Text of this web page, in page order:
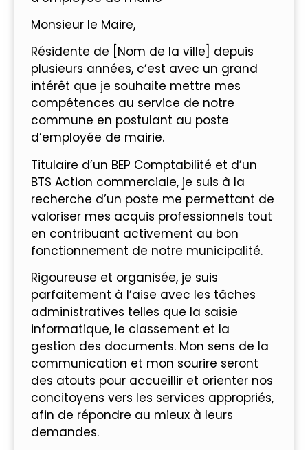
Monsieur le Maire,
Résidente de [Nom de la ville] depuis
plusieurs années, c’est avec un grand
intérêt que je souhaite mettre mes
compétences au service de notre
commune en postulant au poste
d’employée de mairie.
Titulaire d’un BEP Comptabilité et d’un
BTS Action commerciale, je suis à la
recherche d’un poste me permettant de
valoriser mes acquis professionnels tout
en contribuant activement au bon
fonctionnement de notre municipalité.
Rigoureuse et organisée, je suis
parfaitement à l’aise avec les tâches
administratives telles que la saisie
informatique, le classement et la
gestion des documents. Mon sens de la
communication et mon sourire seront
des atouts pour accueillir et orienter nos
concitoyens vers les services appropriés,
afin de répondre au mieux à leurs
demandes.